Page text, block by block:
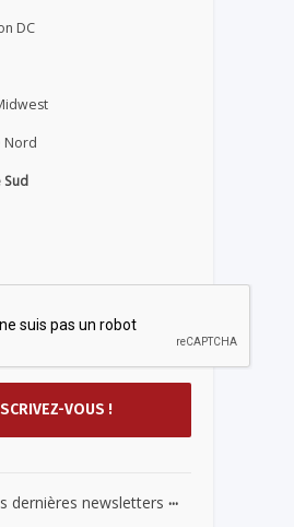
DC
Nord
Sud
dernières newsletters ...